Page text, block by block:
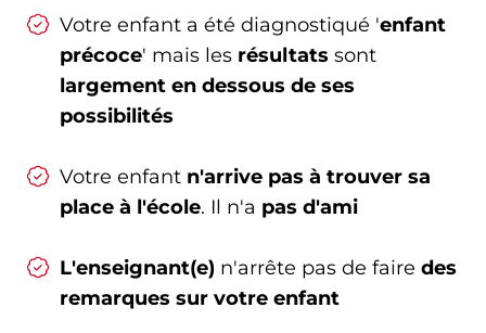
Votre enfant a été diagnostiqué 'enfant
précoce' mais les résultats sont
largement en dessous de ses
possibilités
Votre enfant n'arrive pas à trouver sa
place à l'école. Il n'a pas d'ami
L'enseignant(e) n'arrête pas de faire des
remarques sur votre enfant